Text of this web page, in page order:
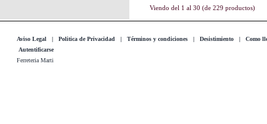
Viendo del 1 al 30 (de 229 productos)
Aviso Legal | Politica de Privacidad | Términos y condiciones | Desistimiento | Como
Autentificarse
Ferreteria Marti